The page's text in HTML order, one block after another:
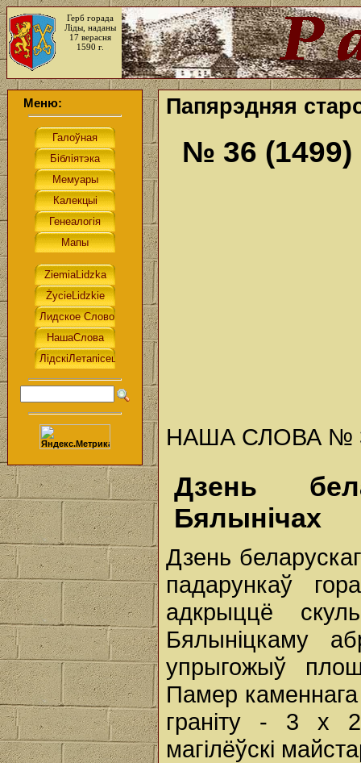
Герб горада
Ліды, наданы
17 верасня
1590 г.
Меню: Папярэдняя
№ 36 (1499)
НАША СЛОВА №
Дзень
Бялынічах
Дзень
падарункаў
адкрыццё
Бялыніцкаму
упрыгожыў
Памер каменнага
граніту - 3 х 2
магілёўскі